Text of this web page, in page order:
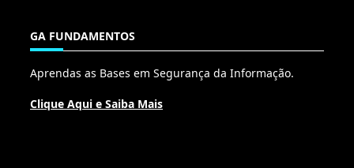
GA FUNDAMENTOS
Aprendas as Bases em Segurança da Informação.
Clique Aqui e Saiba Mais